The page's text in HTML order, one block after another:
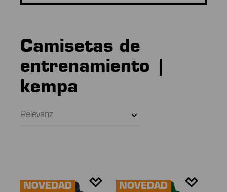
Camisetas de
entrenamiento |
kempa
Relevanz
NOVEDAD NOVEDAD